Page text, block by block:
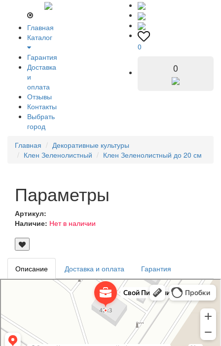
Главная
Каталог
Гарантия
Доставка
и
оплата
Отзывы
Контакты
Выбрать
город
0
0
Главная
Декоративные культуры
Клен Зеленолистный
Клен Зеленолистный до 20 см
Параметры
Артикул:
Наличие: Нет в наличии
Описание Доставка и оплата Гарантия
Питомник растений в Москве